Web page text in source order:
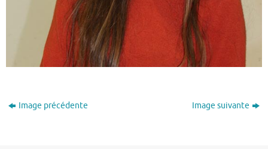
Image précédente Image suivante